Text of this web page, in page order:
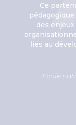
Ce
des
liés au
Ecole